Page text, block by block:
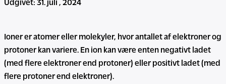
Udgivet: 31. juli , 2024
Ioner er atomer eller molekyler, hvor antallet af elektroner og
protoner kan variere. En ion kan være enten negativt ladet
(med flere elektroner end protoner) eller positivt ladet (med
flere protoner end elektroner).